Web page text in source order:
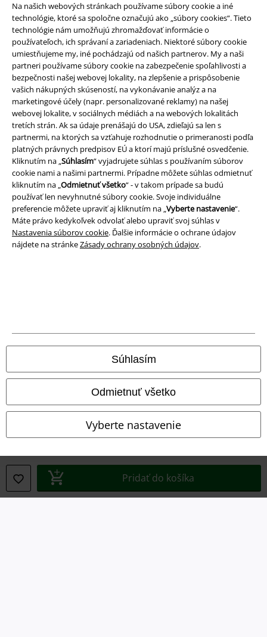
Na našich webových stránkach používame súbory cookie a iné
technológie, ktoré sa spoločne označujú ako „súbory cookies“. Tieto
technológie nám umožňujú zhromažďovať informácie o
používateľoch, ich správaní a zariadeniach. Niektoré súbory cookie
umiestňujeme my, iné pochádzajú od našich partnerov. My a naši
partneri používame súbory cookie na zabezpečenie spoľahlivosti a
bezpečnosti našej webovej lokality, na zlepšenie a prispôsobenie
vašich nákupných skúseností, na vykonávanie analýz a na
marketingové účely (napr. personalizované reklamy) na našej
webovej lokalite, v sociálnych médiách a na webových lokalitách
tretích strán. Ak sa údaje prenášajú do USA, zdieľajú sa len s
partnermi, na ktorých sa vzťahuje rozhodnutie o primeranosti podľa
platných právnych predpisov EÚ a ktorí majú príslušné osvedčenie.
Kliknutím na „Súhlasím“ vyjadrujete súhlas s používaním súborov
cookie nami a našimi partnermi. Prípadne môžete súhlas odmietnuť
kliknutím na „Odmietnuť všetko“ - v takom prípade sa budú
používať len nevyhnutné súbory cookie. Svoje individuálne
preferencie môžete upraviť aj kliknutím na „Vyberte nastavenie“.
Máte právo kedykoľvek odvolať alebo upraviť svoj súhlas v
Nastavenia súborov cookie. Ďalšie informácie o ochrane údajov
nájdete na stránkeZásady ochrany osobných údajov.
Súhlasím
Odmietnuť všetko
Vyberte nastavenie
Pridať do košíka
Stiahnite si novú EMP aplikáciu zdarma a využite všetky nové
funkcie a výhody!
A Warner Music Group Company
Ochrana osobných údajov
Likvidácia odpadu a ochrana životného prostredia
Informácie o prístupnosti
Odstúpenie od zmluvy